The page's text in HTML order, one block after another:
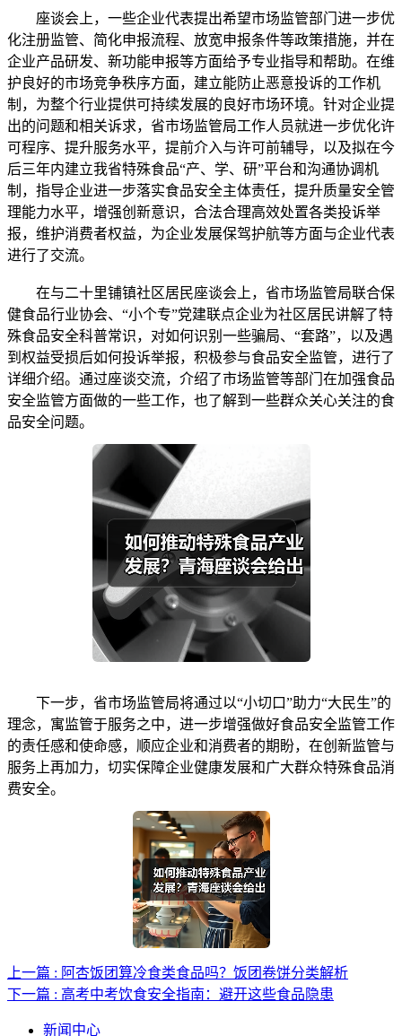
座谈会上，一些企业代表提出希望市场监管部门进一步优
化注册监管、简化申报流程、放宽申报条件等政策措施，并在
企业产品研发、新功能申报等方面给予专业指导和帮助。在维
护良好的市场竞争秩序方面，建立能防止恶意投诉的工作机
制，为整个行业提供可持续发展的良好市场环境。针对企业提
出的问题和相关诉求，省市场监管局工作人员就进一步优化许
可程序、提升服务水平，提前介入与许可前辅导，以及拟在今
后三年内建立我省特殊食品“产、学、研”平台和沟通协调机
制，指导企业进一步落实食品安全主体责任，提升质量安全管
理能力水平，增强创新意识，合法合理高效处置各类投诉举
报，维护消费者权益，为企业发展保驾护航等方面与企业代表
进行了交流。
在与二十里铺镇社区居民座谈会上，省市场监管局联合保
健食品行业协会、“小个专”党建联点企业为社区居民讲解了特
殊食品安全科普常识，对如何识别一些骗局、“套路”，以及遇
到权益受损后如何投诉举报，积极参与食品安全监管，进行了
详细介绍。通过座谈交流，介绍了市场监管等部门在加强食品
安全监管方面做的一些工作，也了解到一些群众关心关注的食
品安全问题。
下一步，省市场监管局将通过以“小切口”助力“大民生”的
理念，寓监管于服务之中，进一步增强做好食品安全监管工作
的责任感和使命感，顺应企业和消费者的期盼，在创新监管与
服务上再加力，切实保障企业健康发展和广大群众特殊食品消
费安全。
上一篇 : 阿杏饭团算冷食类食品吗？饭团卷饼分类解析
下一篇 : 高考中考饮食安全指南：避开这些食品隐患
新闻中心